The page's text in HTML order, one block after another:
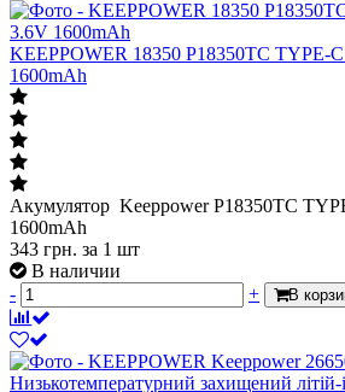
KEEPPOWER 18350 P18350TC TYPE-
1600mAh
Акумулятор Keeppower P18350TC
1600mAh
343 грн. за 1 шт
В наличии
-
+ В